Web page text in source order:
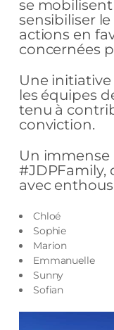
se
sensibiliser
actions en
concernées
Une initiative
les équipes
tenu à
conviction.
Un immense
#JDPFamily,
avec
Chloé
Sophie
Marion
Emmanuelle
Sunny
Sofian